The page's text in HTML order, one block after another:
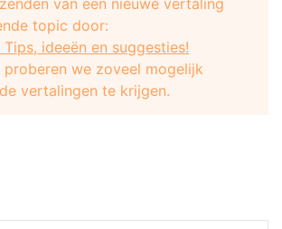
van een nieuwe vertaling
topic door:
Tips, ideeën en suggesties!
proberen we zoveel mogelijk
vertalingen te krijgen.